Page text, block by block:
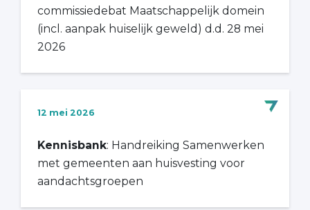
commissiedebat Maatschappelijk domein
(incl. aanpak huiselijk geweld) d.d. 28 mei
2026
12 mei 2026
Kennisbank: Handreiking Samenwerken
met gemeenten aan huisvesting voor
aandachtsgroepen